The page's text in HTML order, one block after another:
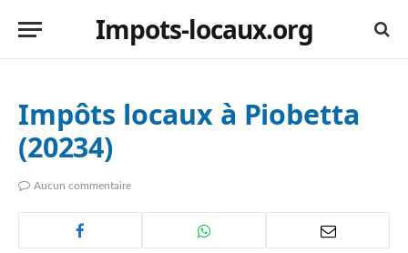
Impots-locaux.org
Impôts locaux à Piobetta
(20234)
Aucun commentaire